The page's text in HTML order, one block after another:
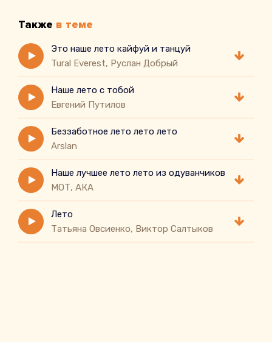
Также в теме
Это наше лето кайфуй и танцуй
Tural Everest, Руслан Добрый
Наше лето с тобой
Евгений Путилов
Беззаботное лето лето лето
Arslan
Наше лучшее лето лето из одуванчиков
МОТ, АКА
Лето
Татьяна Овсиенко, Виктор Салтыков